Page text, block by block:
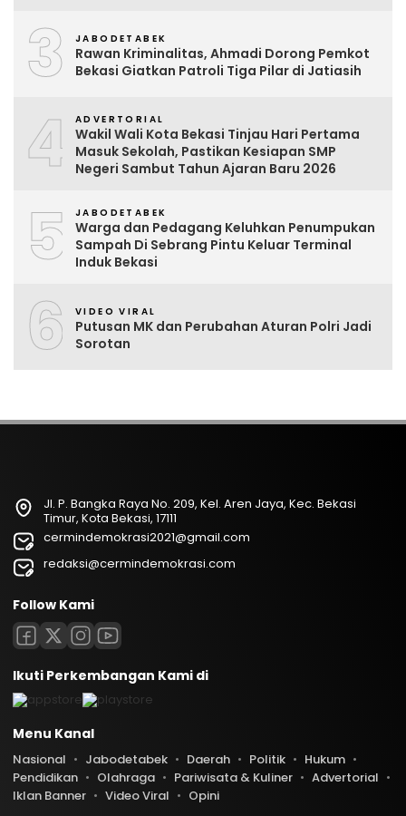
3 JABODETABEK
Rawan Kriminalitas, Ahmadi Dorong Pemkot
Bekasi Giatkan Patroli Tiga Pilar di Jatiasih
4 ADVERTORIAL
Wakil Wali Kota Bekasi Tinjau Hari Pertama
Masuk Sekolah, Pastikan Kesiapan SMP
Negeri Sambut Tahun Ajaran Baru 2026
5 JABODETABEK
Warga dan Pedagang Keluhkan Penumpukan
Sampah Di Sebrang Pintu Keluar Terminal
Induk Bekasi
6 VIDEO VIRAL
Putusan MK dan Perubahan Aturan Polri Jadi
Sorotan
Jl. P. Bangka Raya No. 209, Kel. Aren Jaya, Kec. Bekasi
Timur, Kota Bekasi, 17111
cermindemokrasi2021@gmail.com
redaksi@cermindemokrasi.com
Follow Kami
Ikuti Perkembangan Kami di
Menu Kanal
Nasional Jabodetabek Daerah Politik
Hukum
Pendidikan
Olahraga Pariwisata & Kuliner
Advertorial
Iklan Banner
Video Viral Opini